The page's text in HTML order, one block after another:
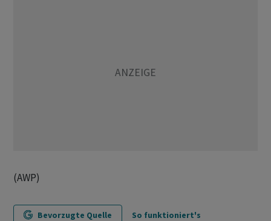
(AWP)
Bevorzugte Quelle So funktioniert's